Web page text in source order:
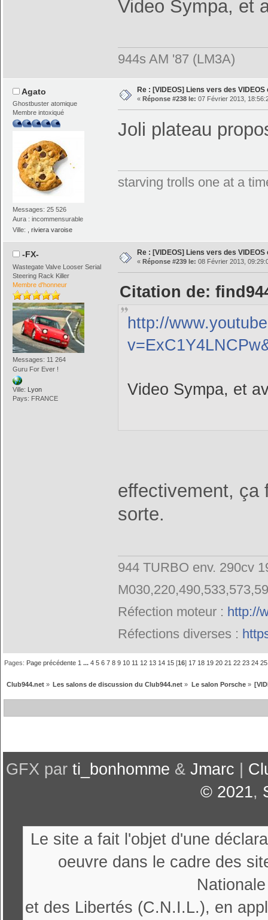
Video Sympa, et
944s AM '87 (LM3A)
Agato
Ghostbuster atomique
Membre intoxiqué
Messages: 25 526
Aura : incommensurable
Ville:
, riviera varoise
Re : [VIDEOS] Liens vers des
« Réponse #238 le: 07 Février 2013,
Joli plateau
starving trolls one at a
-FX-
Wastegate Valve Looser Serial
Steering Rack Killer
Membre d'honneur
Messages: 11 264
Guru For Ever !
Ville:
Lyon
Pays: FRANCE
Re : [VIDEOS] Liens vers des
« Réponse #239 le: 08 Février 2013,
Citation de:
http://
Video Sympa, et
effectivement, ça
sorte.
944 TURBO env. 290cv
Réfection moteur : http://
Réfections diverses :
Pages: Page précédente 1 ...4 5 6 7 8 9 10 11 12 13 14 15 [16] 17 18 19 20 21 22 23 24 25
Club944.net» Les salons de discussion du Club944.net » Le salon Porsche»
GFX par ti_bonhomme & Jmarc
© 2021,
Le site a fait l'objet d'une
oeuvre dans le cadre des
et des Libertés (C.N.I.L.), en